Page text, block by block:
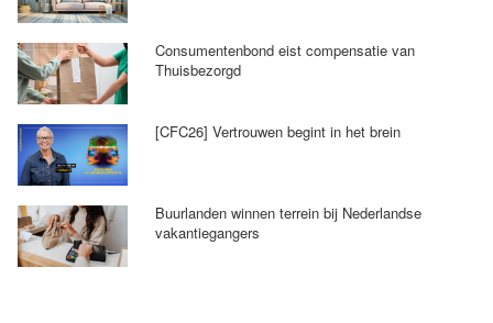
Consumentenbond eist compensatie van
Thuisbezorgd
[CFC26] Vertrouwen begint in het brein
Buurlanden winnen terrein bij Nederlandse
vakantiegangers